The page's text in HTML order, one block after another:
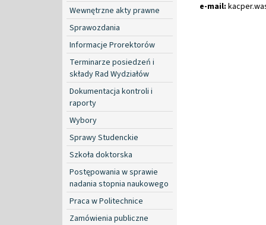
Wewnętrzne akty prawne
Sprawozdania
Informacje Prorektorów
Terminarze posiedzeń i
składy Rad Wydziałów
Dokumentacja kontroli i
raporty
Wybory
Sprawy Studenckie
Szkoła doktorska
Postępowania w sprawie
nadania stopnia naukowego
Praca w Politechnice
Zamówienia publiczne
e-mail: kacper.